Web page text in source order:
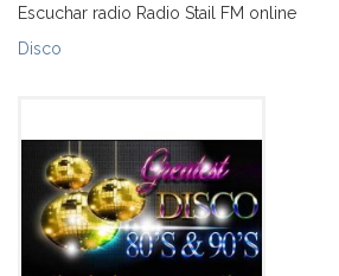
Escuchar radio Radio Stail FM online
Disco